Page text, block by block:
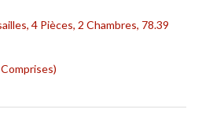
4 Pièces, 2 Chambres, 78.39